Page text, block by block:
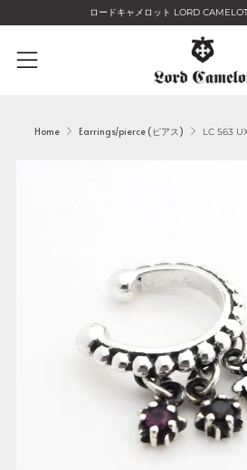
ロードキャメロット LORD
Menu
Home Earrings/pierce (ピアス) LC 563